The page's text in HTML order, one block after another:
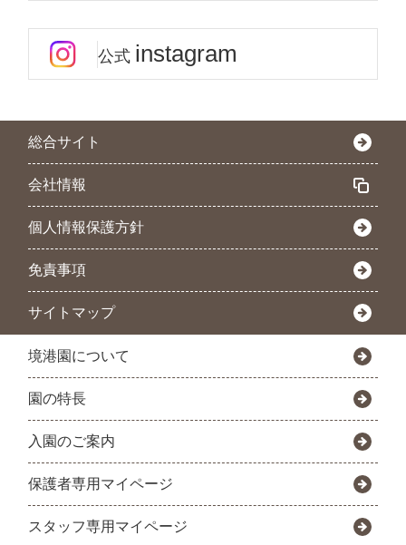
公式 instagram
総合サイト
会社情報
個人情報保護方針
免責事項
サイトマップ
境港園について
園の特長
入園のご案内
保護者専用マイページ
スタッフ専用マイページ